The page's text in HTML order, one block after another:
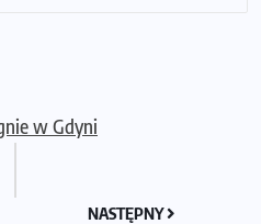
w Gdyni
NASTĘPNY